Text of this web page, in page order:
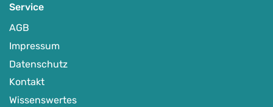
Service
AGB
Impressum
Datenschutz
Kontakt
Wissenswertes